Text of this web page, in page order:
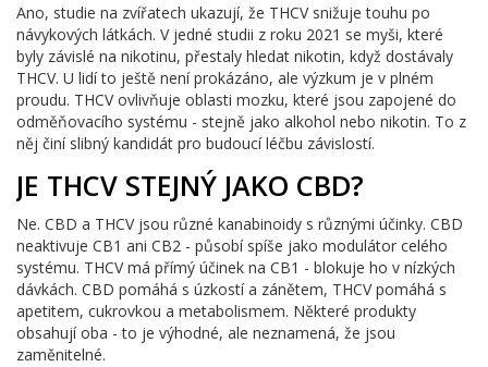
Ano, studie na zvířatech ukazují, že THCV snižuje touhu po
návykových látkách. V jedné studii z roku 2021 se myši, které
byly závislé na nikotinu, přestaly hledat nikotin, když dostávaly
THCV. U lidí to ještě není prokázáno, ale výzkum je v plném
proudu. THCV ovlivňuje oblasti mozku, které jsou zapojené do
odměňovacího systému - stejně jako alkohol nebo nikotin. To z
něj činí slibný kandidát pro budoucí léčbu závislostí.
JE THCV STEJNÝ JAKO CBD?
Ne. CBD a THCV jsou různé kanabinoidy s různými účinky. CBD
neaktivuje CB1 ani CB2 - působí spíše jako modulátor celého
systému. THCV má přímý účinek na CB1 - blokuje ho v nízkých
dávkách. CBD pomáhá s úzkostí a zánětem, THCV pomáhá s
apetitem, cukrovkou a metabolismem. Některé produkty
obsahují oba - to je výhodné, ale neznamená, že jsou
zaměnitelné.